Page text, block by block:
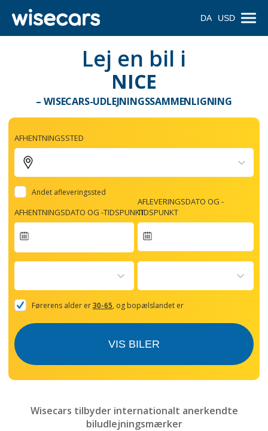
DA USD
Lej en bil i
NICE
– WISECARS-UDLEJNINGSSAMMENLIGNING
AFHENTNINGSSTED
Andet afleveringssted
AFHENTNINGSDATO OG -TIDSPUNKT
forward
with
the
and
mark
AFLEVERINGSDATO OG -
TIDSPUNKT
Førerens alder er30-65, og bopælslandet er
VIS BILER
Wisecars tilbyder internationalt anerkendte
biludlejningsmærker